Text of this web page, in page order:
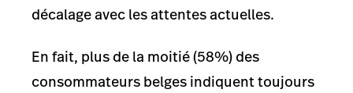
décalage avec les attentes actuelles.
En fait, plus de la moitié (58%) des
consommateurs belges indiquent toujours